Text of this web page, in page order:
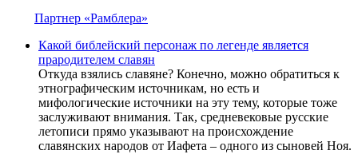
Партнер «Рамблера»
Какой библейский персонаж по легенде является
прародителем славян
Откуда взялись славяне? Конечно, можно обратиться к
этнографическим источникам, но есть и
мифологические источники на эту тему, которые тоже
заслуживают внимания. Так, средневековые русские
летописи прямо указывают на происхождение
славянских народов от Иафета – одного из сыновей Ноя.